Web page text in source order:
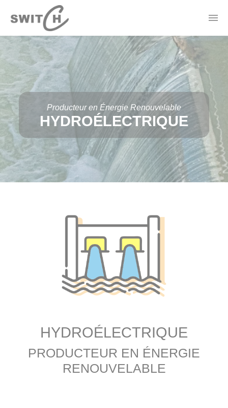
Offres Électricité
Forfaits Mobile
Borne de recharge
Thermostat Connecté
HYDROÉLECTRIQUE
Producteur en Énergie Renouvelable
HYDROÉLECTRIQUE
PRODUCTEUR EN ÉNERGIE
RENOUVELABLE
Panneau de gestion des cookies